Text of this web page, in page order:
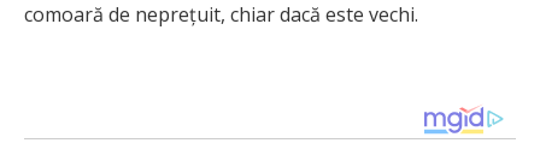
comoară de neprețuit, chiar dacă este vechi.